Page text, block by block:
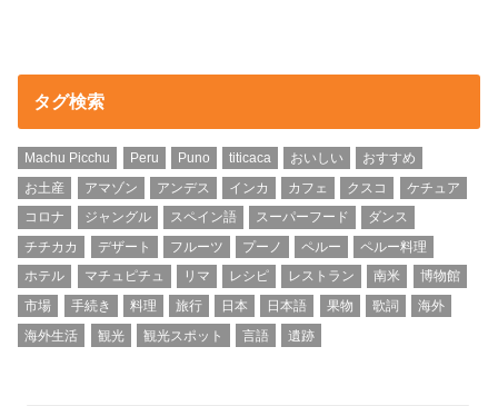
タグ検索
Machu Picchu Peru Puno titicaca おいしい
おすすめ
お土産
アマゾン アンデス インカ カフェ クスコ
ケチュア
コロナ
ジャングル スペイン語 スーパーフード
ダンス
チチカカ
デザート フルーツ プーノ ペルー
ペルー料理
ホテル
マチュピチュ リマ レシピ レストラン 南米
博物館
市場
手続き 料理 旅行 日本 日本語 果物 歌詞
海外
海外生活
観光 観光スポット 言語 遺跡